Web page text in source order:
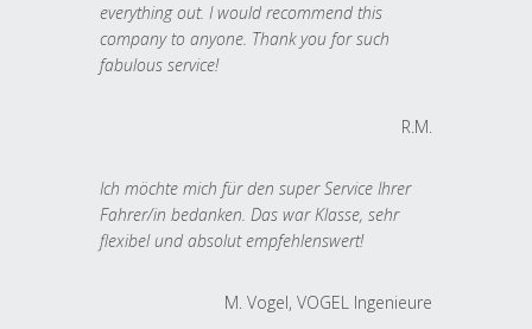
everything out. I would recommend this
company to anyone. Thank you for such
fabulous service!
R.M.
Ich möchte mich für den super Service Ihrer
Fahrer/in bedanken. Das war Klasse, sehr
flexibel und absolut empfehlenswert!
M. Vogel, VOGEL Ingenieure